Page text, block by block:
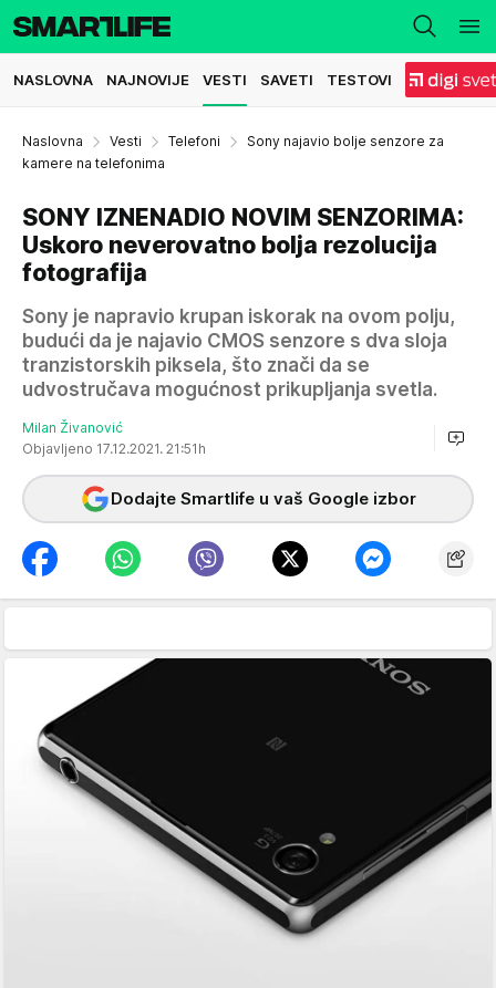
NASLOVNA NAJNOVIJE VESTI SAVETI TESTOVI
Naslovna Vesti Telefoni
Sony najavio bolje senzore za
kamere na telefonima
SONY IZNENADIO NOVIM SENZORIMA:
Uskoro neverovatno bolja rezolucija
fotografija
Sony je napravio krupan iskorak na ovom polju,
budući da je najavio CMOS senzore s dva sloja
tranzistorskih piksela, što znači da se
udvostručava mogućnost prikupljanja svetla.
Milan Živanović
Objavljeno 17.12.2021. 21:51h
Dodajte Smartlife u vaš Google izbor